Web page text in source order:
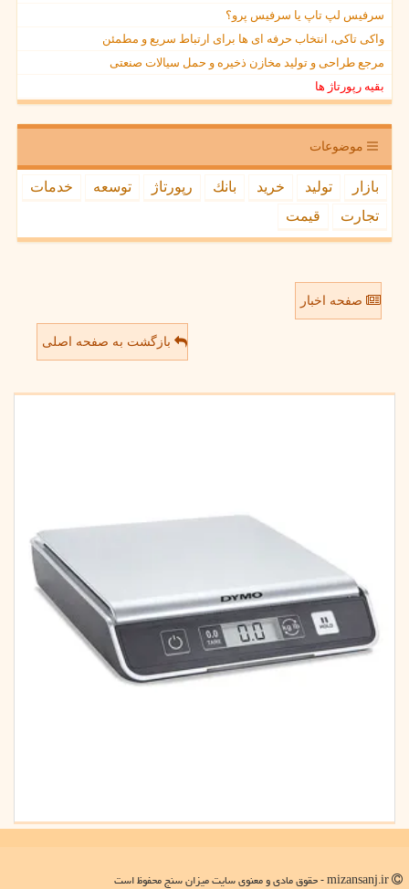
سرفیس لپ تاپ یا سرفیس پرو؟
واکی تاکی، انتخاب حرفه ای ها برای ارتباط سریع و مطمئن
مرجع طراحی و تولید مخازن ذخیره و حمل سیالات صنعتی
بقیه رپورتاژ ها
موضوعات
بازار تولید خرید بانك رپورتاژ توسعه
خدمات
تجارت
قیمت
صفحه اخبار
بازگشت به صفحه اصلی